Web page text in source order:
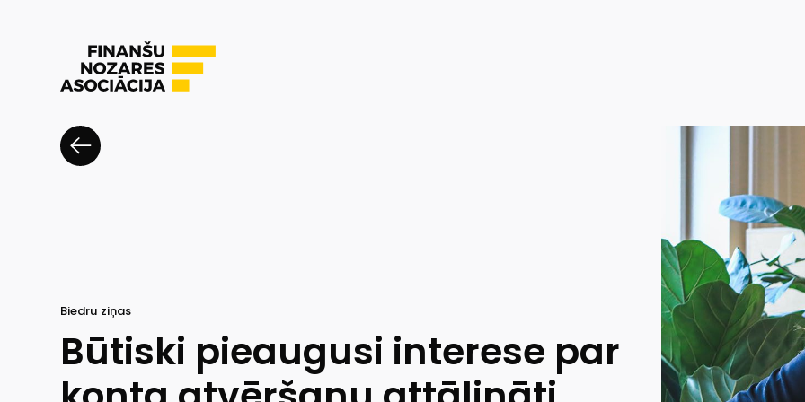
Biedru ziņas
Būtiski pieaugusi interese par